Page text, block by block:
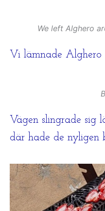
We left Alghero
Vi lämnade Alghero
Vägen slingrade sig
där hade de nyligen